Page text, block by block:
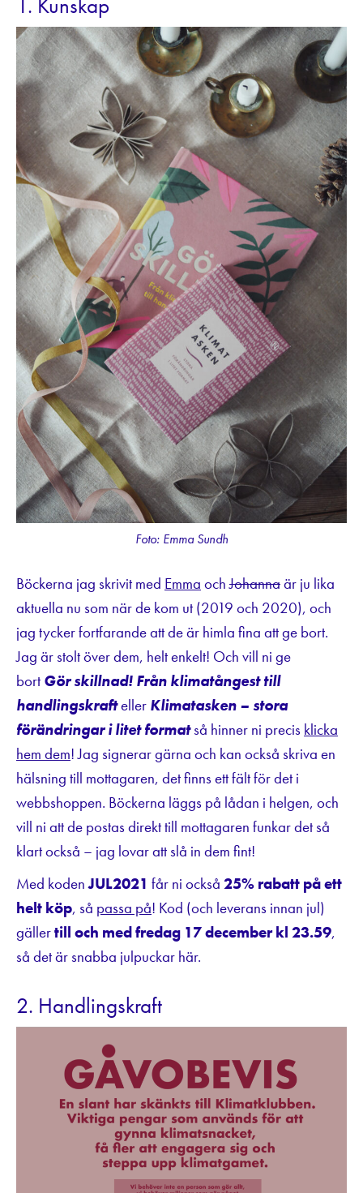
1. Kunskap
Foto: Emma Sundh
Böckerna jag skrivit med Emma ochJohannaär ju lika
aktuella nu som när de kom ut (2019 och 2020), och
jag tycker fortfarande att de är himla fina att ge bort.
Jag är stolt över dem, helt enkelt! Och vill ni ge
bort Gör skillnad! Från klimatångest till
handlingskrafteller Klimatasken – stora
förändringar i litet formatså hinner ni precis klicka
hem dem! Jag signerar gärna och kan också skriva en
hälsning till mottagaren, det finns ett fält för det i
webbshoppen. Böckerna läggs på lådan i helgen, och
vill ni att de postas direkt till mottagaren funkar det så
klart också – jag lovar att slå in dem fint!
Med kodenJUL2021 får ni också 25% rabatt på ett
helt köp, så passa på! Kod (och leverans innan jul)
gällertill och med fredag 17 december kl 23.59,
så det är snabba julpuckar här.
2. Handlingskraft